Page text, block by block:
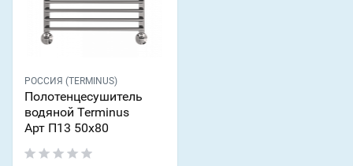
РОССИЯ (TERMINUS)
Полотенцесушитель
водяной Terminus
Арт П13 50х80